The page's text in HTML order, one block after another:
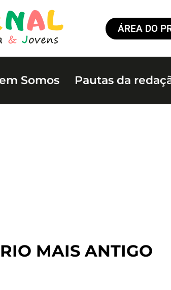
ÁREA DO
Somos Pautas da
MAIS ANTIGO